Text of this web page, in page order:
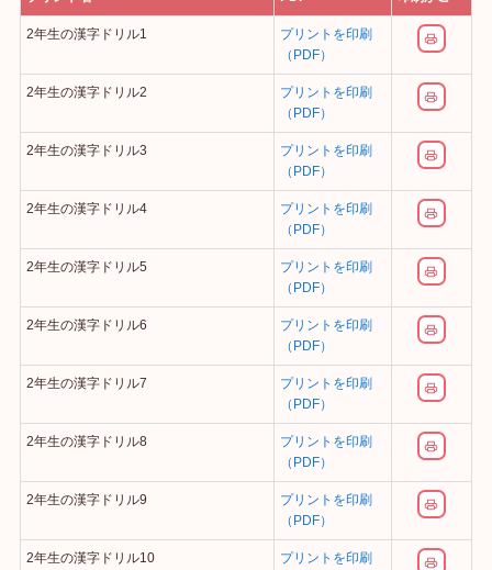
2年生の漢字ドリル1
プリントを印刷
（PDF）
2年生の漢字ドリル2
プリントを印刷
（PDF）
2年生の漢字ドリル3
プリントを印刷
（PDF）
2年生の漢字ドリル4
プリントを印刷
（PDF）
2年生の漢字ドリル5
プリントを印刷
（PDF）
2年生の漢字ドリル6
プリントを印刷
（PDF）
2年生の漢字ドリル7
プリントを印刷
（PDF）
2年生の漢字ドリル8
プリントを印刷
（PDF）
2年生の漢字ドリル9
プリントを印刷
（PDF）
2年生の漢字ドリル10
プリントを印刷